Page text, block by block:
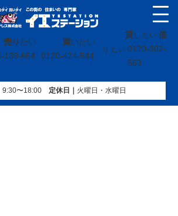
売りたい
139-664
買いたい
0120-424-544
貸し たい 借
り たい 0120-302-
563
9:30〜18:00定休⽇｜ 火曜⽇・水曜⽇
売買実績»土地»福島県いわき市中央台